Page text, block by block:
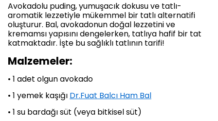
Avokadolu puding, yumuşacık dokusu ve tatlı-
aromatik lezzetiyle mükemmel bir tatlı alternatifi
oluşturur. Bal, avokadonun doğal lezzetini ve
kremamsı yapısını dengelerken, tatlıya hafif bir tat
katmaktadır. İşte bu sağlıklı tatlının tarifi!
Malzemeler:
• 1 adet olgun avokado
• 1 yemek kaşığı Dr.Fuat Balcı Ham Bal
• 1 su bardağı süt (veya bitkisel süt)